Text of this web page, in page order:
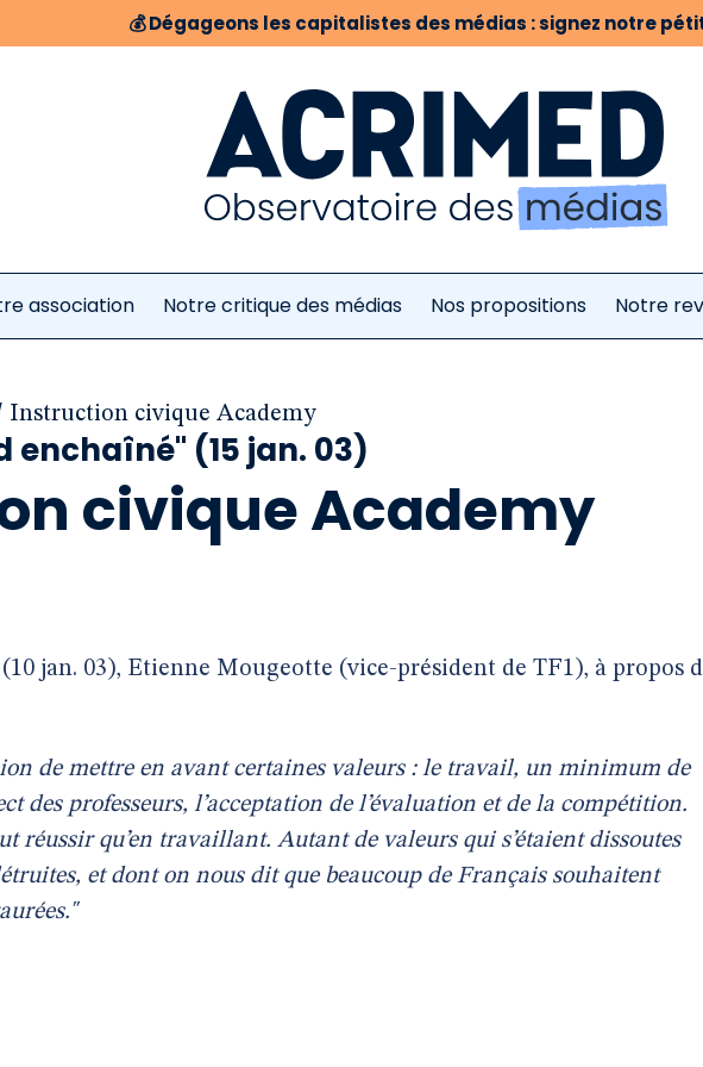
💰Dégageons les capitalistes des médias : signez notre
association Notre critique des médias Nos propositions Notre
Instruction civique Academy
enchaîné" (15 jan. 03)
civique Academy
jan. 03), Etienne Mougeotte (vice-président de TF1), à propos
de mettre en avant certaines valeurs : le travail, un minimum de
des professeurs, l’acceptation de l’évaluation et de la compétition.
réussir qu’en travaillant. Autant de valeurs qui s’étaient dissoutes
et dont on nous dit que beaucoup de Français souhaitent